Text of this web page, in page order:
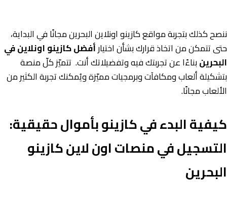
ننصح كذلك بتجربة مواقع كازينو اونلاين البحرين مجانًا في البداية،
حتى تتمكن من اتخاذ قرارك بشأن اختيارأفضل كازينو اونلاين في
البحرينبناءًا عن تجربتك فيه وتفضيلاتك أنت. تتميّز كلّ منصة
بتشكيلة ألعاب ومكافآت وبرمجيات مميّزة ويُمكنك تجربة الكثير من
الألعاب مجانًا.
كيفية البدء في كازينو بأموال حقيقية:
التسجيل في منصات اون لاين كازينو
البحرين